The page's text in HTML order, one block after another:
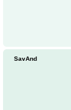
SavAnd